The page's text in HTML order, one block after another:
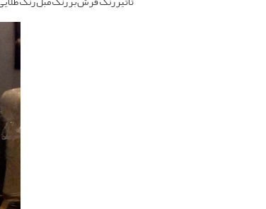
تأثیر رنگ فرش بر رنگ مبل رنگ